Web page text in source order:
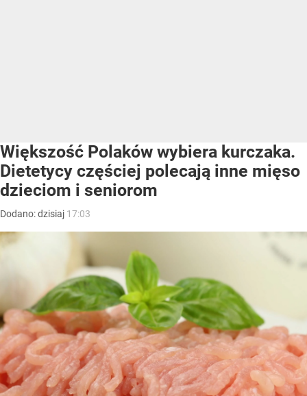
Większość Polaków wybiera kurczaka.
Dietetycy częściej polecają inne mięso
dzieciom i seniorom
Dodano:dzisiaj 17:03